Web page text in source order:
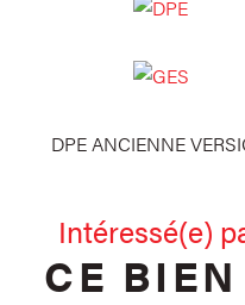
DPE ANCIENNE
Intéressé(e)
CE BIEN